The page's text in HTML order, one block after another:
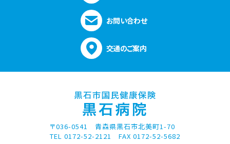
お問い合わせ
交通のご案内
〒036-0541 青森県黒石市北美町1-70
TEL 0172-52-2121 FAX 0172-52-5682